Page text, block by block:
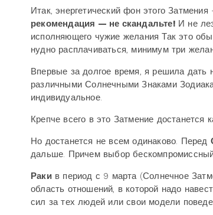
Итак, энергетический фон этого
рекомендация — не скандальте! И не
исполняющего чужие желания Так это
нудно расплачиваться, минимум три
Впервые за долгое время, я решила дать
различными Солнечными Знаками
индивидуальное.
Крепче всего в это Затмение
Но достанется не всем одинаково. Перед
дальше. Причем выбор
Ракив период с 9 марта (Солнечное
область отношений, в которой надо
сил за тех людей или свои модели